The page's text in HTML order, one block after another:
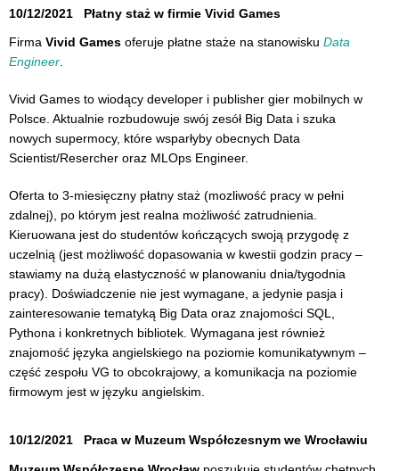
10/12/2021 Płatny staż w firmie Vivid Games
Firma Vivid Games oferuje płatne staże na stanowisku Data
Engineer.
Vivid Games to wiodący developer i publisher gier mobilnych w
Polsce. Aktualnie rozbudowuje swój zesół Big Data i szuka
nowych supermocy, które wsparłyby obecnych Data
Scientist/Resercher oraz MLOps Engineer.
Oferta to 3-miesięczny płatny staż (mozliwość pracy w pełni
zdalnej), po którym jest realna możliwość zatrudnienia.
Kieruowana jest do studentów kończących swoją przygodę z
uczelnią (jest możliwość dopasowania w kwestii godzin pracy –
stawiamy na dużą elastyczność w planowaniu dnia/tygodnia
pracy). Doświadczenie nie jest wymagane, a jedynie pasja i
zainteresowanie tematyką Big Data oraz znajomości SQL,
Pythona i konkretnych bibliotek. Wymagana jest również
znajomość języka angielskiego na poziomie komunikatywnym –
część zespołu VG to obcokrajowy, a komunikacja na poziomie
firmowym jest w języku angielskim.
10/12/2021 Praca w Muzeum Współczesnym we Wrocławiu